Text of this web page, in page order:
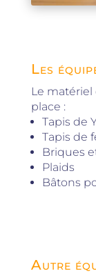
Les
Le
place :
Tapis de
Tapis de
Briques
Plaids
Bâtons
Autre